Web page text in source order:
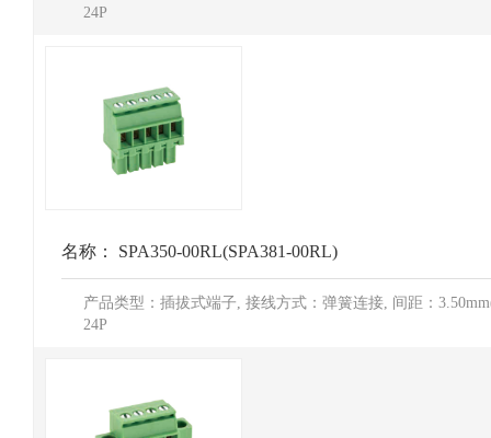
24P
名称： SPA350-00RL(SPA381-00RL)
产品类型：插拔式端子, 接线方式：弹簧连接, 间距：
24P